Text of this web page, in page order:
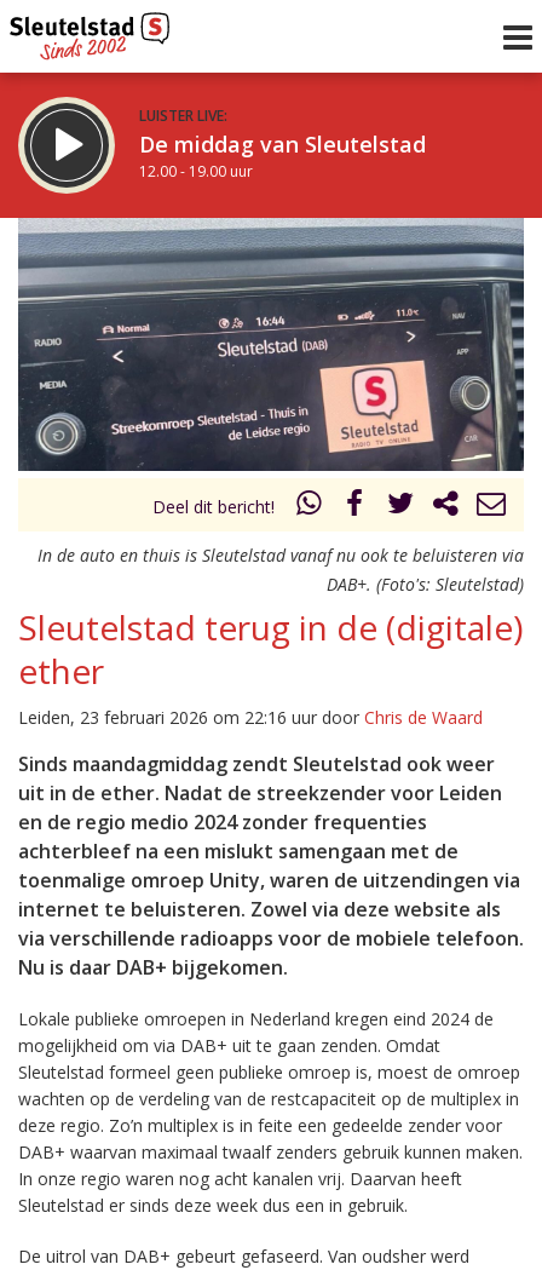
LUISTER LIVE:
De middag van Sleutelstad
12.00 - 19.00 uur
STRAKS:
De avond van Sleutelstad
19.00 - 22.00 uur
Vorig uur
uur 1 van 0 Volgend uur
Deel dit bericht!
In de auto en thuis is Sleutelstad vanaf nu ook te beluisteren via
DAB+. (Foto's: Sleutelstad)
Sleutelstad terug in de (digitale)
ether
Leiden, 23 februari 2026 om 22:16 uur door Chris de Waard
Sinds maandagmiddag zendt Sleutelstad ook weer
uit in de ether. Nadat de streekzender voor Leiden
en de regio medio 2024 zonder frequenties
achterbleef na een mislukt samengaan met de
toenmalige omroep Unity, waren de uitzendingen via
internet te beluisteren. Zowel via deze website als
via verschillende radioapps voor de mobiele telefoon.
Nu is daar DAB+ bijgekomen.
Lokale publieke omroepen in Nederland kregen eind 2024 de
mogelijkheid om via DAB+ uit te gaan zenden. Omdat
Sleutelstad formeel geen publieke omroep is, moest de omroep
wachten op de verdeling van de restcapaciteit op de multiplex in
deze regio. Zo’n multiplex is in feite een gedeelde zender voor
DAB+ waarvan maximaal twaalf zenders gebruik kunnen maken.
In onze regio waren nog acht kanalen vrij. Daarvan heeft
Sleutelstad er sinds deze week dus een in gebruik.
De uitrol van DAB+ gebeurt gefaseerd. Van oudsher werd